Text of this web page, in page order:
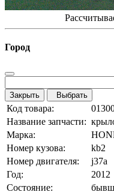
Город
Закрыть Выбрать
Код товара:
Название запчасти:
Марка:
Номер кузова:
kb2
Номер двигателя:
j37a
Год:
2012
Состояние: